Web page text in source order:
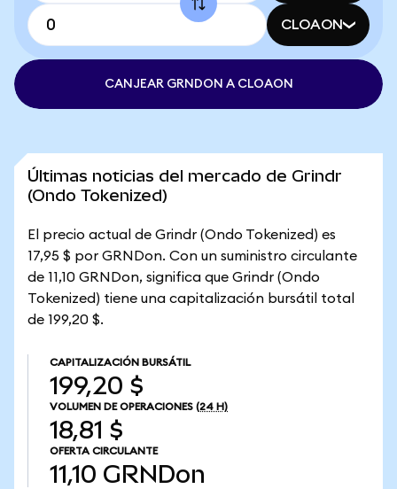
CLOAON
CANJEAR GRNDON A CLOAON
Últimas noticias del mercado de Grindr
(Ondo Tokenized)
El precio actual de Grindr (Ondo Tokenized) es
17,95 $ por GRNDon. Con un suministro circulante
de 11,10 GRNDon, significa que Grindr (Ondo
Tokenized) tiene una capitalización bursátil total
de 199,20 $.
CAPITALIZACIÓN BURSÁTIL
199,20 $
VOLUMEN DE OPERACIONES (24 H)
18,81 $
OFERTA CIRCULANTE
11,10 GRNDon